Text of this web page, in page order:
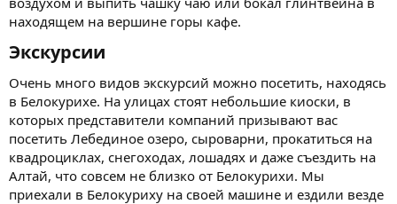
находящем на вершине горы кафе.
Экскурсии​
Очень много видов экскурсий можно посетить, находясь
в Белокурихе. На улицах стоят небольшие киоски, в
которых представители компаний призывают вас
посетить Лебединое озеро, сыроварни, прокатиться на
квадроциклах, снегоходах, лошадях и даже съездить на
Алтай, что совсем не близко от Белокурихи. Мы
приехали в Белокуриху на своей машине и ездили везде